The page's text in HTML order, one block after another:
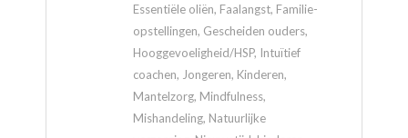
Essentiële oliën, Faalangst, Familie-
opstellingen, Gescheiden ouders,
Hooggevoeligheid/HSP, Intuïtief
coachen, Jongeren, Kinderen,
Mantelzorg, Mindfulness,
Mishandeling, Natuurlijke